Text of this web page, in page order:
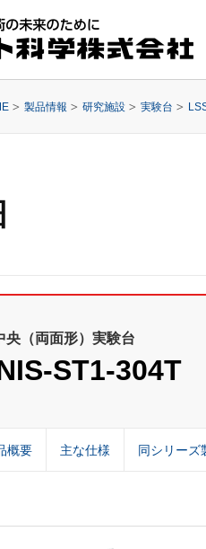
製品情報 研究施設 実験台
央（両面形）実験台
ST1-304T
概要 主な仕様 同シリーズ